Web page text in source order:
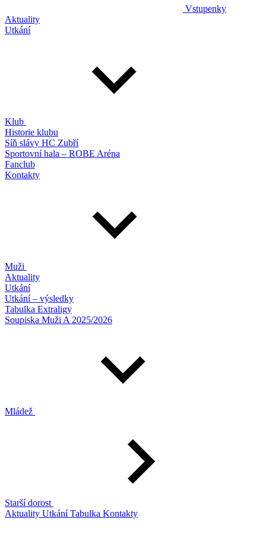
Vstupenky
Aktuality
Utkání
Klub
Historie klubu
Síň slávy HC Zubří
Sportovní hala – ROBE Aréna
Fanclub
Kontakty
Muži
Aktuality
Utkání
Utkání – výsledky
Tabulka Extraligy
Soupiska Muži A 2025/2026
Mládež
Starší dorost
Aktuality UtkáníTabulka Kontakty